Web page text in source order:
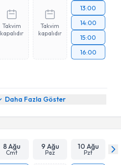
Takvim
kapalıdır
Takvim
kapalıdır
13:00
14:00
15:00
16:00
Daha Fazla Göster
8 Ağu
Cmt
9 Ağu
Paz
10 Ağu
Pzt